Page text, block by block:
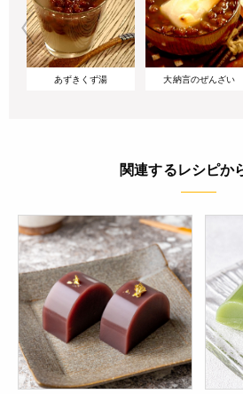
あずきくず湯 大納言のぜんざい
関連するレシピか